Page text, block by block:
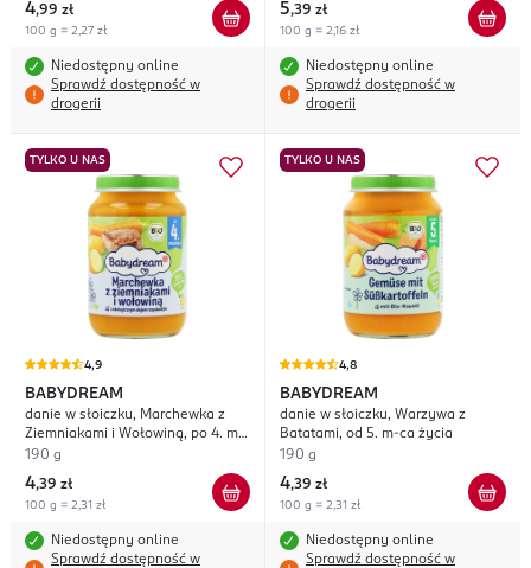
4,99 zł
100 g = 2,27 zł
Niedostępny online
Sprawdź dostępność w
drogerii
5,39 zł
100 g = 2,16 zł
Niedostępny online
Sprawdź dostępność w
drogerii
TYLKO U NAS
4,9
BABYDREAM
danie w słoiczku, Marchewka z
Ziemniakami i Wołowiną, po 4. m-
cu życia
190 g
4,39 zł
100 g = 2,31 zł
Niedostępny online
Sprawdź dostępność w
TYLKO U NAS
4,8
BABYDREAM
danie w słoiczku, Warzywa z
Batatami, od 5. m-ca życia
190 g
4,39 zł
100 g = 2,31 zł
Niedostępny online
Sprawdź dostępność w